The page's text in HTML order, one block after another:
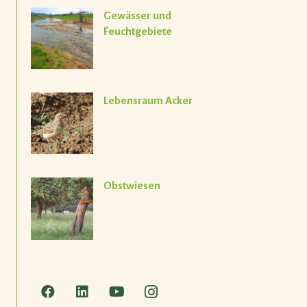
Gewässer und
Feuchtgebiete
Lebensraum Acker
Obstwiesen